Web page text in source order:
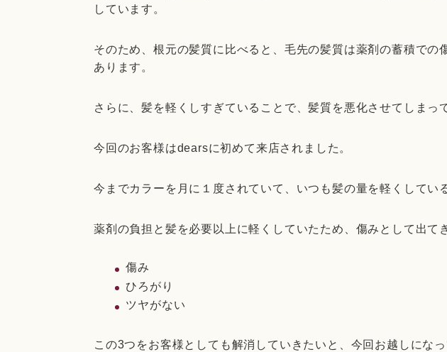
しています。
そのため、根元の髪質に比べると、毛先の髪質は薬剤の蓄積での
あります。
さらに、髪を軽くしすぎていることで、髪質を悪化させてしまっ
今回のお客様はdearsに初めて来店されました。
今までカラーを月に１度されていて、いつも髪の量を軽くしてい
薬剤の負担と髪を必要以上に軽くしていたため、傷みとして出て
傷み
ひろがり
ツヤがない
この3つをお客様としても解消していきたいと、今回お越しになっ